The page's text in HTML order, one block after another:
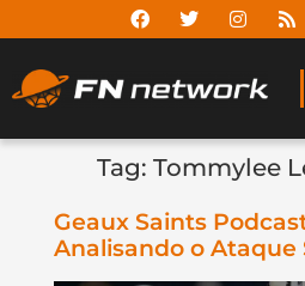
Tag: Tommylee
Geaux Saints
Analisando o Ataque